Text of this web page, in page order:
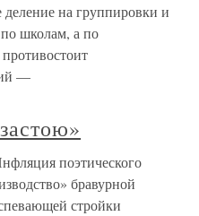
деление на группировки и
школам, а по
—
поэтического
бравурной
стройки